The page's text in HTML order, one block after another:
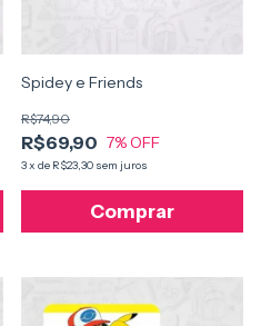
Spidey e Friends
R$69,90
R$74,90
7% OFF
3x de R$23,30 sem juros
Comprar